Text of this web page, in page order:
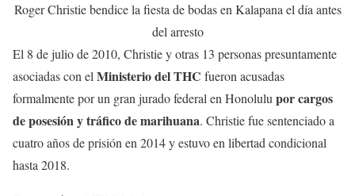
Roger Christie bendice la fiesta de bodas en Kalapana el día antes
del arresto
El 8 de julio de 2010, Christie y otras 13 personas presuntamente
asociadas con elMinisterio del THC fueron acusadas
formalmente por un gran jurado federal en Honolulupor cargos
de posesión y tráfico de marihuana. Christie fue sentenciado a
cuatro años de prisión en 2014 y estuvo en libertad condicional
hasta 2018.